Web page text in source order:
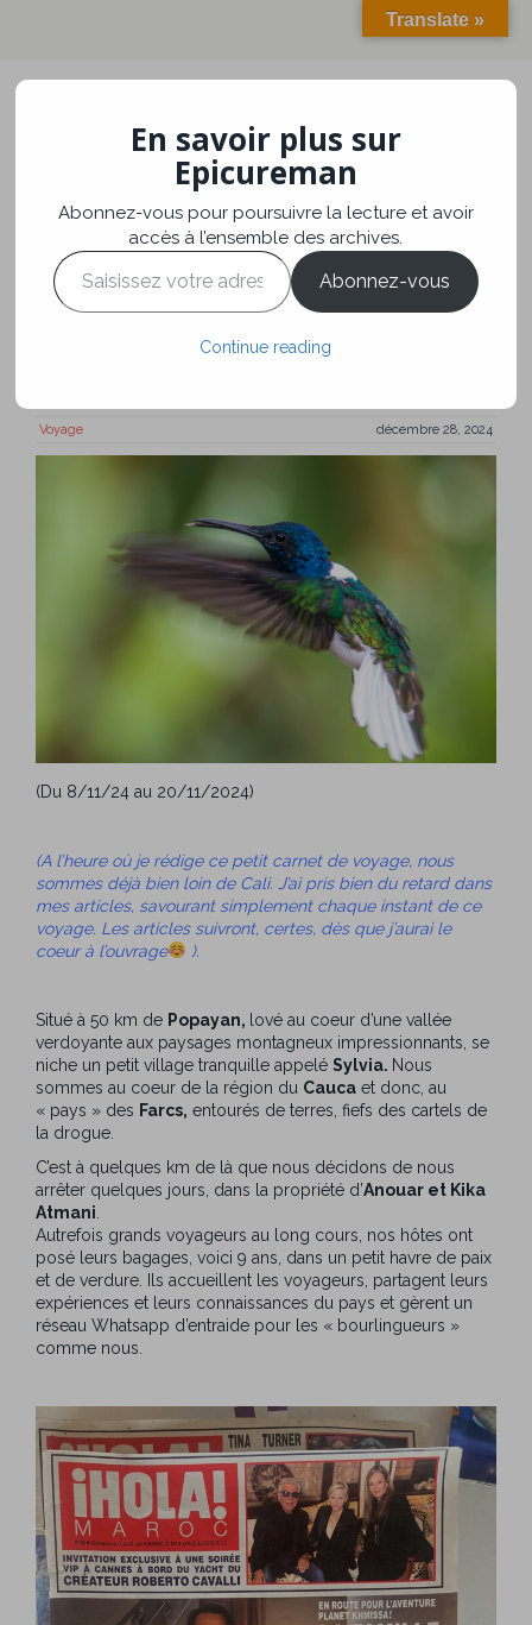
De Popayan à Cali,
l’endiablée, en passant
par San Cipriano
Voyage décembre 28, 2024
(Du 8/11/24 au 20/11/2024)
(A l’heure où je rédige ce petit carnet de voyage, nous
sommes déjà bien loin de Cali. J’ai pris bien du retard dans
mes articles, savourant simplement chaque instant de ce
voyage. Les articles suivront, certes, dès que j’aurai le
coeur à l’ouvrage
).
Situé à 50 km de Popayan, lové au coeur d’une vallée
verdoyante aux paysages montagneux impressionnants, se
niche un petit village tranquille appelé Sylvia. Nous
sommes au coeur de la région du Cauca et donc, au
« pays » des Farcs, entourés de terres, fiefs des cartels de
la drogue.
C’est à quelques km de là que nous décidons de nous
arrêter quelques jours, dans la propriété d’Anouar et Kika
Atmani
Autrefois grands voyageurs au long cours, nos hôtes ont
posé leurs bagages, voici 9 ans, dans un petit havre de paix
et de verdure. Ils accueillent les voyageurs, partagent leurs
expériences et leurs connaissances du pays et gèrent un
réseau Whatsapp d’entraide pour les « bourlingueurs »
comme nous.
Translate »
En savoir plus sur
Epicureman
Abonnez-vous pour poursuivre la lecture et avoir
accès à l’ensemble des archives.
Saisissez
votre
adresse
Abonnez-vous
Continue reading